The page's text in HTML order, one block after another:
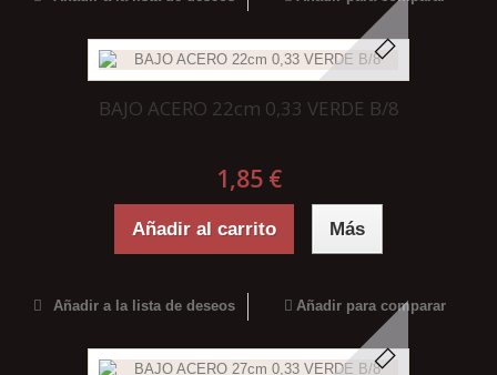
BAJO ACERO 22cm 0,33 VERDE B/8
1,85 €
Añadir al carrito Más
Añadir a la lista de deseos Añadir para comparar